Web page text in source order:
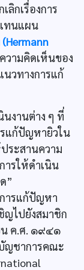
ลิกเรื่องการ
ทนแผน
วามคิดเห็นของ
วทางการแก้
นงานต่าง ๆ ที่
แก้ปัญหายิวใน
ระสานความ
รให้ดำเนิน
”
ารแก้ปัญหา
ญไปยังสมาชิก
ค.ศ. ๑๙๔๑
ญชาการคณะ